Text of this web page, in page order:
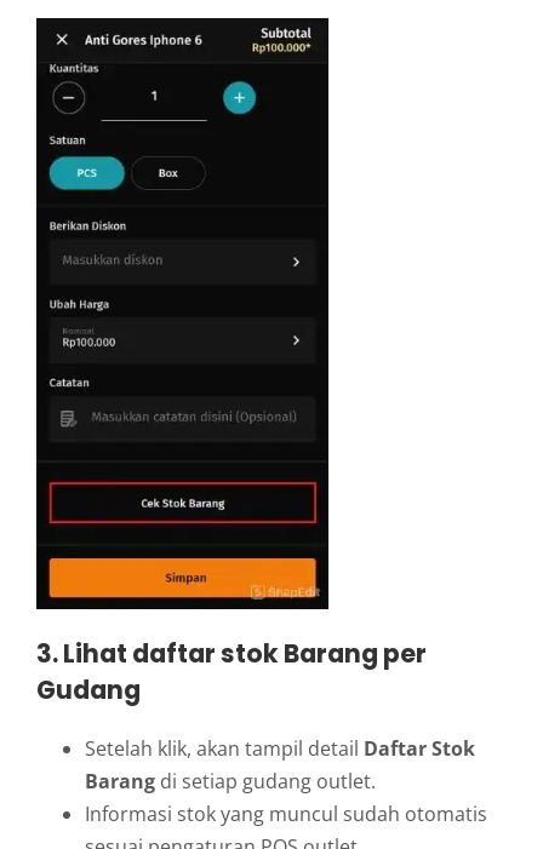
3. Lihat daftar stok Barang per
Gudang
Setelah klik, akan tampil detail Daftar Stok
Barang di setiap gudang outlet.
Informasi stok yang muncul sudah otomatis